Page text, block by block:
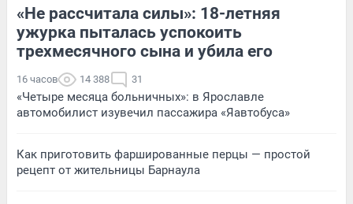
«Не рассчитала силы»: 18-летняя
ужурка пыталась успокоить
трехмесячного сына и убила его
16 часов 14 388 31
«Четыре месяца больничных»: в Ярославле
автомобилист изувечил пассажира «Яавтобуса»
Как приготовить фаршированные перцы — простой
рецепт от жительницы Барнаула